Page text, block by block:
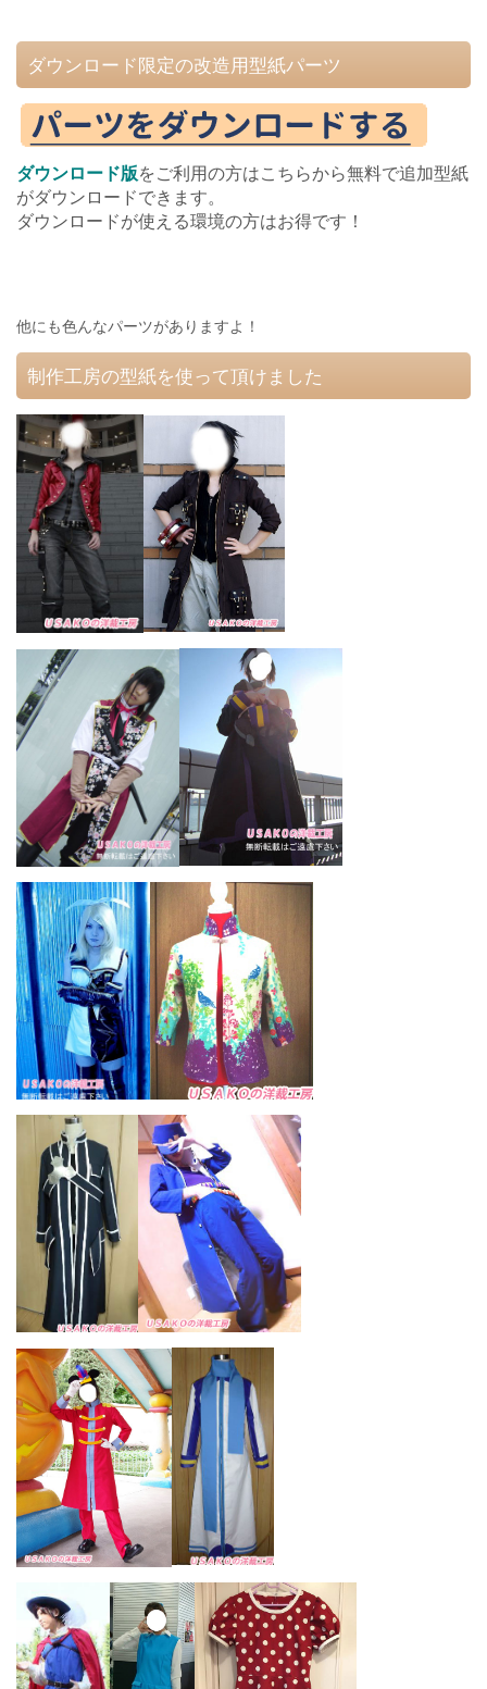
ダウンロード限定の改造用型紙パーツ
ダウンロード版をご利用の方はこちらから無料で追加型紙
がダウンロードできます。
ダウンロードが使える環境の方はお得です！
他にも色んなパーツがありますよ！
制作工房の型紙を使って頂けました